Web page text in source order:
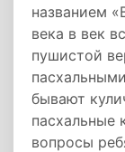
названием
века в век
пушистой
бывают
пасхальные
вопросы